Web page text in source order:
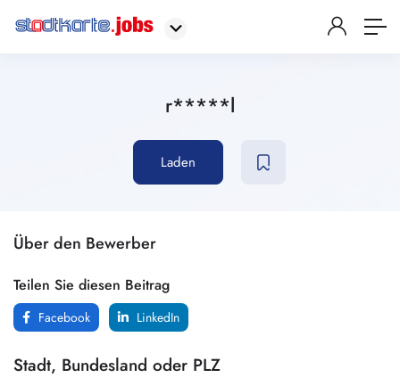
r*****l
Laden
Über den Bewerber
Teilen Sie diesen Beitrag
Facebook LinkedIn
Stadt, Bundesland oder PLZ